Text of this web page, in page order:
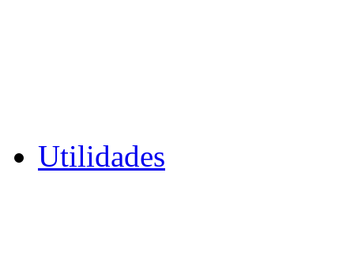
Utilidades